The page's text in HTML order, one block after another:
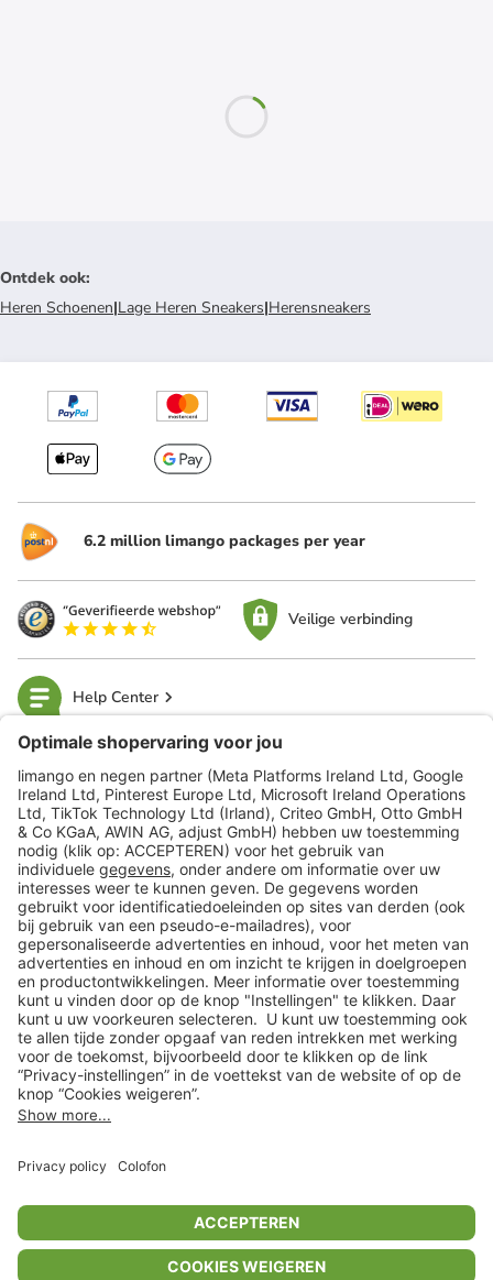
In winkelwagentje voor
Ontdek ook:
Heren Schoenen|Lage Heren Sneakers|Herensneakers
6.2 million limango packages per year
Veilige verbinding
Help Center
limango
Veilig winkelen
Klantenservice
Shop
Acties
limango.de limango.pl